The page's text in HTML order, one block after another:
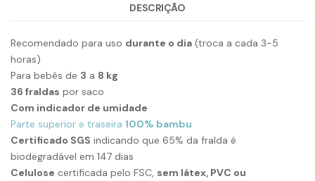
DESCRIÇÃO
Recomendado para uso durante o dia (troca a cada 3-5
horas)
Para bebês de 3 a 8 kg
36 fraldas por saco
Com indicador de umidade
Parte superior e traseira 100% bambu
Certificado SGS indicando que 65% da fralda é
biodegradável em 147 dias
Celulose certificada pelo FSC, sem látex, PVC ou